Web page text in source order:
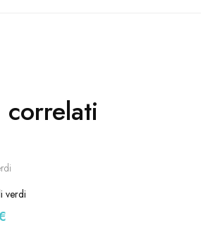
verdi